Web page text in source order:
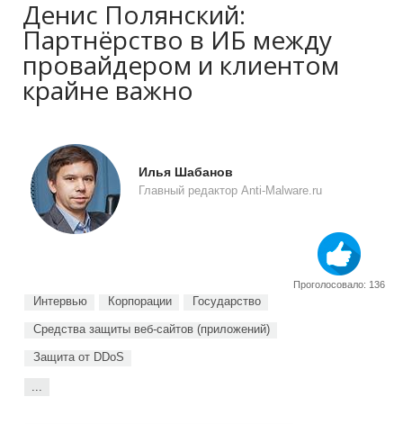
Денис Полянский:
Партнёрство в ИБ между
провайдером и клиентом
крайне важно
Илья Шабанов
Главный редактор Anti-Malware.ru
Проголосовало: 136
Интервью Корпорации Государство
Средства защиты веб-сайтов (приложений)
Защита от DDoS
...